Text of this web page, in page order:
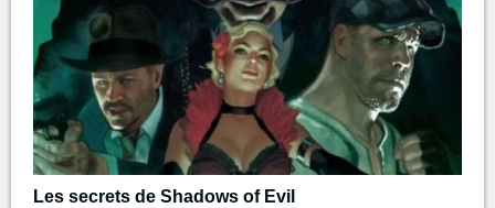
Les secrets de Shadows of Evil